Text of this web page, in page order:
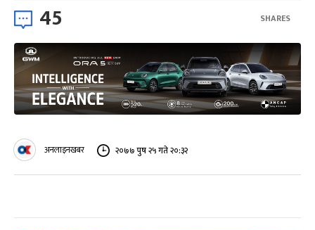
45 SHARES
अनलाइनखबर २०७७ पुष २५ गते २०:३२